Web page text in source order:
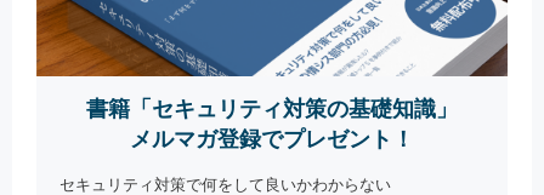
書籍「セキュリティ対策の基礎知識」
メルマガ登録でプレゼント！
セキュリティ対策で何をして良いかわからない